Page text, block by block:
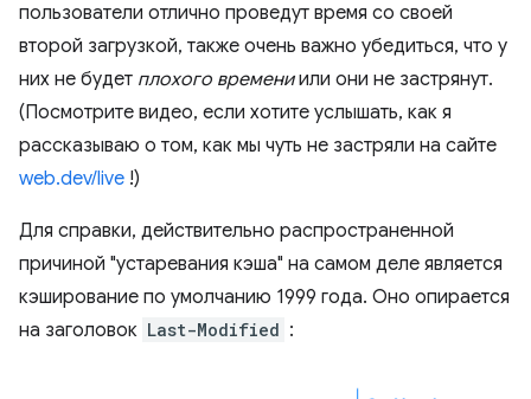
пользователи отлично проведут время со своей
второй загрузкой, также очень важно убедиться, что у
них не будет плохого времениили они не застрянут.
(Посмотрите видео, если хотите услышать, как я
рассказываю о том, как мы чуть не застряли на сайте
web.dev/live !)
Для справки, действительно распространенной
причиной "устаревания кэша" на самом деле является
кэширование по умолчанию 1999 года. Оно опирается
на заголовок Last-Modified :